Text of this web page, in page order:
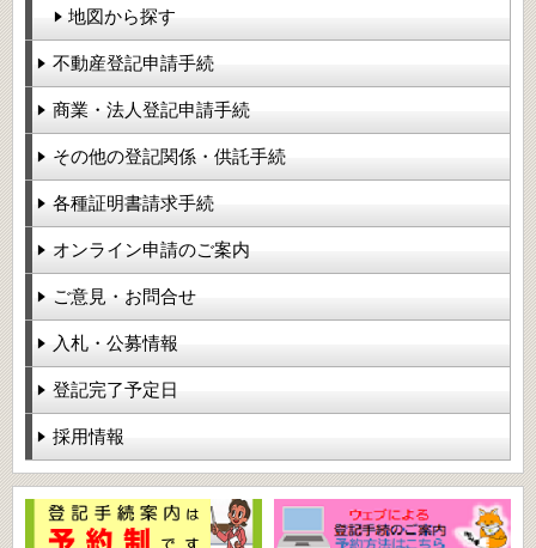
地図から探す
不動産登記申請手続
商業・法人登記申請手続
その他の登記関係・供託手続
各種証明書請求手続
オンライン申請のご案内
ご意見・お問合せ
入札・公募情報
登記完了予定日
採用情報